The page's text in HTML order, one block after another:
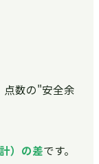
点数の"安全余
）の差です。